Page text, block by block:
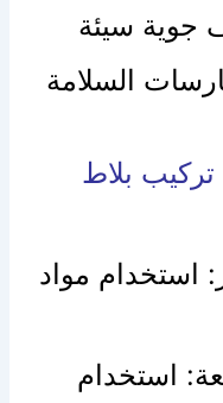
جوية سيئة
السلامة
بلاط
استخدام مواد
استخدام